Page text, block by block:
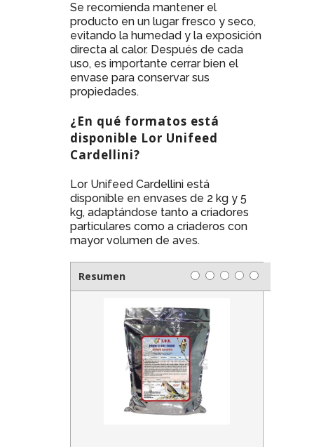
Se recomienda mantener el
producto en un lugar fresco y seco,
evitando la humedad y la exposición
directa al calor. Después de cada
uso, es importante cerrar bien el
envase para conservar sus
propiedades.
¿En qué formatos está
disponible Lor Unifeed
Cardellini?
Lor Unifeed Cardellini está
disponible en envases de 2 kg y 5
kg, adaptándose tanto a criadores
particulares como a criaderos con
mayor volumen de aves.
Resumen